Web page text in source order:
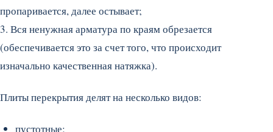
пропаривается, далее остывает;
3. Вся ненужная арматура по краям обрезается
(обеспечивается это за счет того, что происходит
изначально качественная натяжка).
Плиты перекрытия делят на несколько видов:
пустотные;